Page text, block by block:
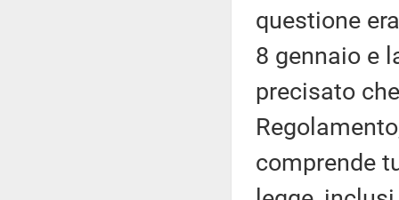
questione
8 gennaio e
precisato
comprende